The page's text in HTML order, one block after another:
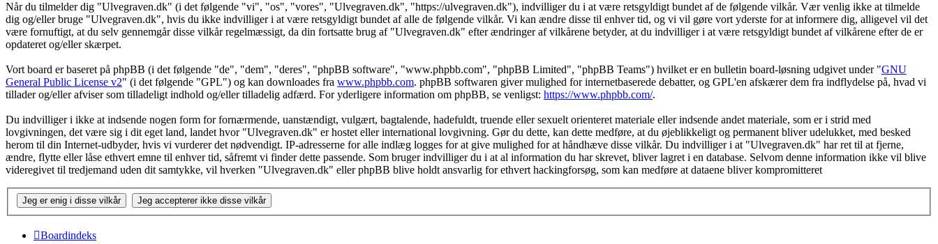
Når du tilmelder dig "Ulvegraven.dk" (i det følgende "vi", "os", "vores", "Ulvegraven.dk", "https://ulvegraven.dk"), indvilliger du i at være retsgyldigt bundet af de følgende vilkår. Vær venlig ikke at tilmelde
dig og/eller bruge "Ulvegraven.dk", hvis du ikke indvilliger i at være retsgyldigt bundet af alle de følgende vilkår. Vi kan ændre disse til enhver tid, og vi vil gøre vort yderste for at informere dig, alligevel vil det
være fornuftigt, at du selv gennemgår disse vilkår regelmæssigt, da din fortsatte brug af "Ulvegraven.dk" efter ændringer af vilkårene betyder, at du indvilliger i at være retsgyldigt bundet af vilkårene efter de er
opdateret og/eller skærpet.
Vort board er baseret på phpBB (i det følgende "de", "dem", "deres", "phpBB software", "www.phpbb.com", "phpBB Limited", "phpBB Teams") hvilket er en bulletin board-løsning udgivet under "GNU
General Public License v2" (i det følgende "GPL") og kan downloades fra www.phpbb.com. phpBB softwaren giver mulighed for internetbaserede debatter, og GPL'en afskærer dem fra indflydelse på, hvad vi
tillader og/eller afviser som tilladeligt indhold og/eller tilladelig adfærd. For yderligere information om phpBB, se venligst: https://www.phpbb.com/.
Du indvilliger i ikke at indsende nogen form for fornærmende, uanstændigt, vulgært, bagtalende, hadefuldt, truende eller sexuelt orienteret materiale eller indsende andet materiale, som er i strid med
lovgivningen, det være sig i dit eget land, landet hvor "Ulvegraven.dk" er hostet eller international lovgivning. Gør du dette, kan dette medføre, at du øjeblikkeligt og permanent bliver udelukket, med besked
herom til din Internet-udbyder, hvis vi vurderer det nødvendigt. IP-adresserne for alle indlæg logges for at give mulighed for at håndhæve disse vilkår. Du indvilliger i at "Ulvegraven.dk" har ret til at fjerne,
ændre, flytte eller låse ethvert emne til enhver tid, såfremt vi finder dette passende. Som bruger indvilliger du i at al information du har skrevet, bliver lagret i en database. Selvom denne information ikke vil blive
videregivet til tredjemand uden dit samtykke, vil hverken "Ulvegraven.dk" eller phpBB blive holdt ansvarlig for ethvert hackingforsøg, som kan medføre at dataene bliver kompromitteret
Boardindeks